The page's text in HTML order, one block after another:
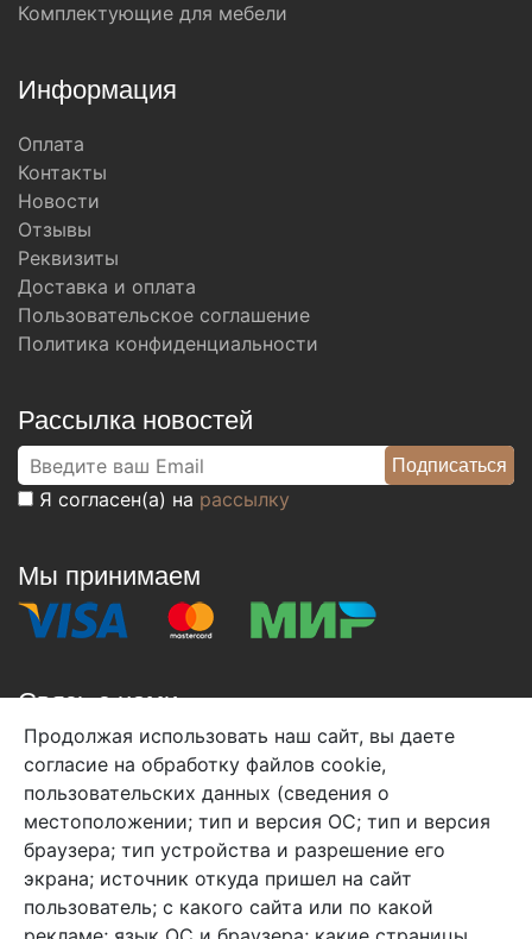
Комплектующие для мебели
Информация
Оплата
Контакты
Новости
Отзывы
Реквизиты
Доставка и оплата
Пользовательское соглашение
Политика конфиденциальности
Рассылка новостей
Я согласен(а) на рассылку
Мы принимаем
Связь с нами
+7 (495) 933-38-08
info@arben-textile.ru- оптовые продажи
Арбен текстиль г. Щелково, пер.
Продолжая использовать наш сайт, вы даете
согласие на обработку файлов cookie,
пользовательских данных (сведения о
местоположении; тип и версия ОС; тип и версия
браузера; тип устройства и разрешение его
экрана; источник откуда пришел на сайт
пользователь; с какого сайта или по какой